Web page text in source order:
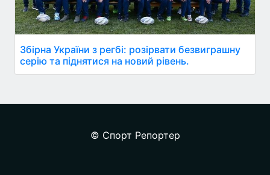
Збірна України з регбі: розірвати безвиграшну
серію та піднятися на новий рівень.
© Спорт Репортер